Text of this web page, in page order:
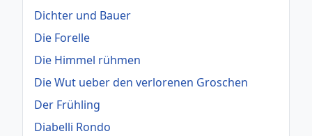
Dichter und Bauer
Die Forelle
Die Himmel rühmen
Die Wut ueber den verlorenen Groschen
Der Frühling
Diabelli Rondo